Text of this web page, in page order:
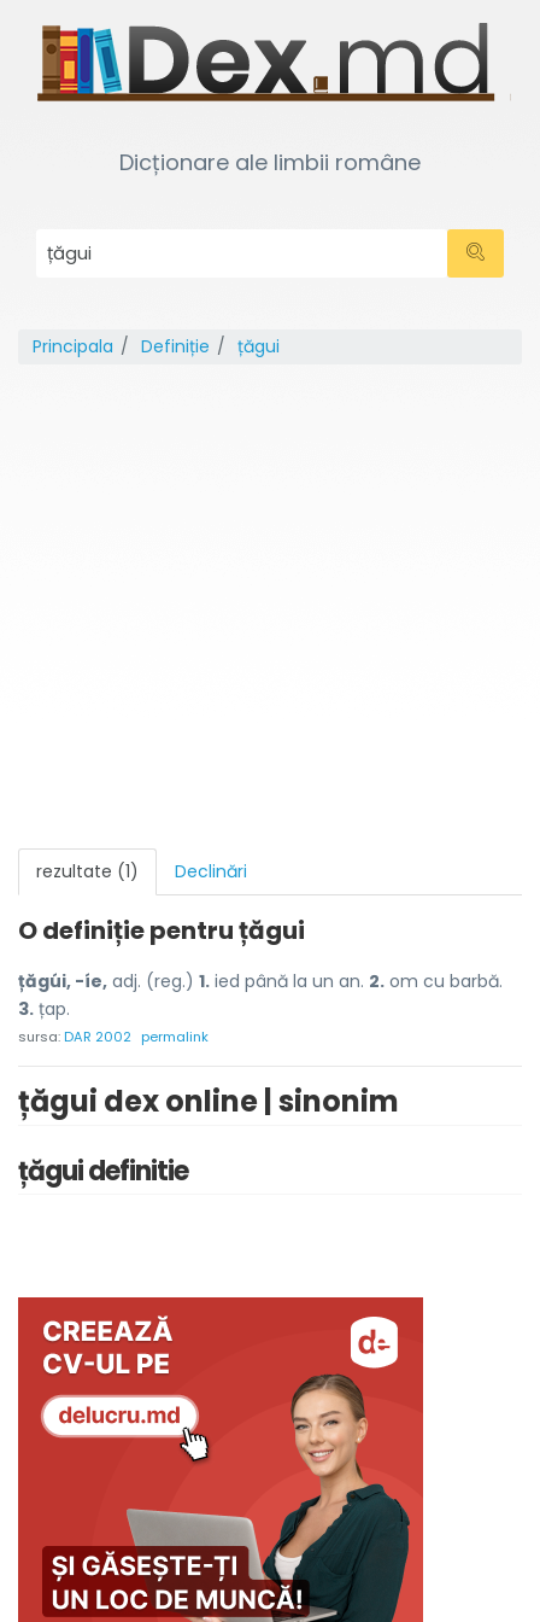
Dicționare ale limbii române
Principala Definiție țăgui
rezultate (1) Declinări
O definiție pentruțăgui
țăgúi, -íe, adj. (reg.) 1. ied până la un an. 2. om cu barbă.
3. țap.
sursa:DAR 2002 permalink
țăgui dex online | sinonim
țăgui definitie